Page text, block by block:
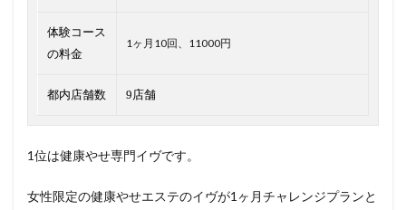
体験コース
の料金
1ヶ月10回、11000円
都内店舗数 9店舗
1位は健康やせ専門イヴです。
女性限定の健康やせエステのイヴが1ヶ月チャレンジプランと